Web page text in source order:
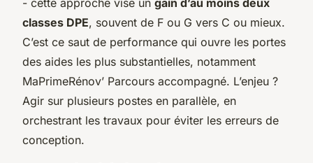
classes DPE, souvent de F ou G vers C ou mieux.
C’est ce saut de performance qui ouvre les portes
des aides les plus substantielles, notamment
MaPrimeRénov’ Parcours accompagné. L’enjeu ?
Agir sur plusieurs postes en parallèle, en
orchestrant les travaux pour éviter les erreurs de
conception.